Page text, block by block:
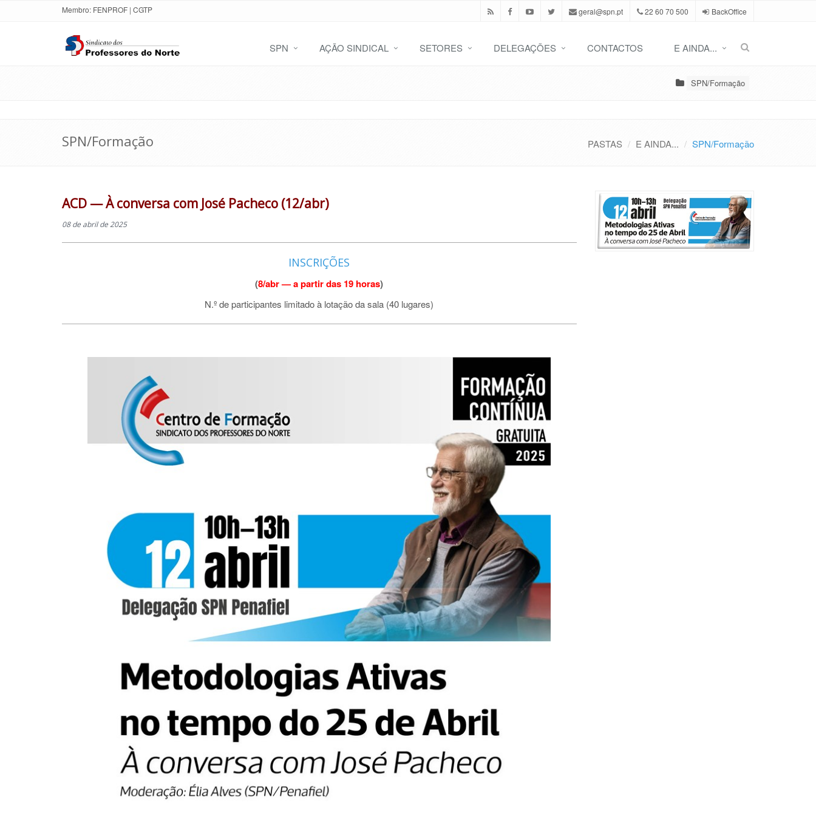
Membro: FENPROF | CGTP geral@spn.pt 22 60 70 500 BackOffice
SPN AÇÃO SINDICAL SETORES DELEGAÇÕES CONTACTOS E AINDA...
SPN/Formação
SPN/Formação PASTAS E AINDA... SPN/Formação
ACD — À conversa com José Pacheco (12/abr)
08 de abril de 2025
INSCRIÇÕES
(8/abr — a partir das 19 horas)
N.º de participantes limitado à lotação da sala (40 lugares)